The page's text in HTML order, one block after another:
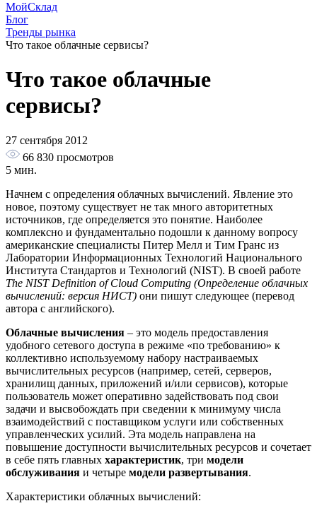
МойСклад
Блог
Тренды рынка
Что такое облачные сервисы?
Что такое облачные
сервисы?
27 сентября 2012
66 830 просмотров
5 мин.
Начнем с определения облачных вычислений. Явление это
новое, поэтому существует не так много авторитетных
источников, где определяется это понятие. Наиболее
комплексно и фундаментально подошли к данному вопросу
американские специалисты Питер Мелл и Тим Гранс из
Лаборатории Информационных Технологий Национального
Института Стандартов и Технологий (NIST). В своей работе
The NIST Definition of Cloud Computing (Определение облачных
вычислений: версия НИСТ) они пишут следующее (перевод
автора с английского).
Облачные вычисления – это модель предоставления
удобного сетевого доступа в режиме «по требованию» к
коллективно используемому набору настраиваемых
вычислительных ресурсов (например, сетей, серверов,
хранилищ данных, приложений и/или сервисов), которые
пользователь может оперативно задействовать под свои
задачи и высвобождать при сведении к минимуму числа
взаимодействий с поставщиком услуги или собственных
управленческих усилий. Эта модель направлена на
повышение доступности вычислительных ресурсов и сочетает
в себе пять главных характеристик, три модели
обслуживания и четыре модели развертывания.
Характеристики облачных вычислений: